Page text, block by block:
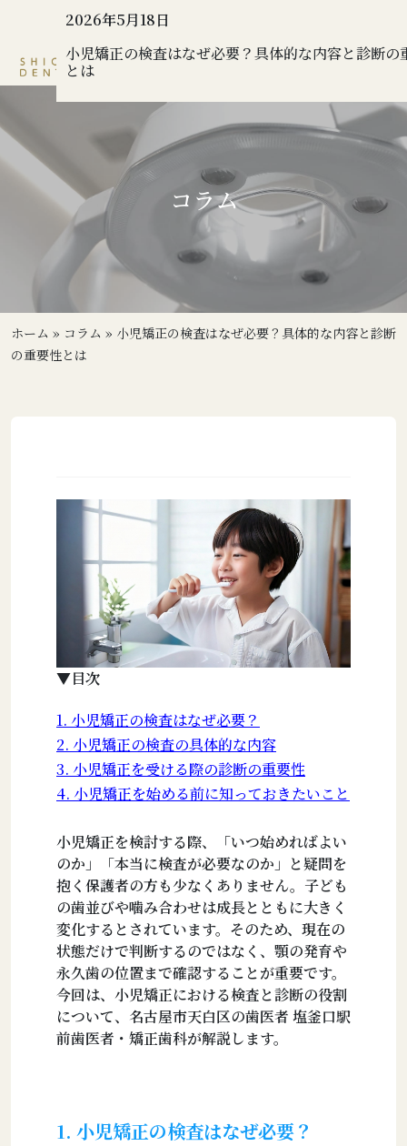
コラム
ホーム » コラム » 小児矯正の検査はなぜ必要？具体的な内容と診断
の重要性とは
2026年5月18日
小児矯正の検査はなぜ必要？具体的な内容と診断の
とは
▼目次
1. 小児矯正の検査はなぜ必要？
2. 小児矯正の検査の具体的な内容
3. 小児矯正を受ける際の診断の重要性
4. 小児矯正を始める前に知っておきたいこと
小児矯正を検討する際、「いつ始めればよい
のか」「本当に検査が必要なのか」と疑問を
抱く保護者の方も少なくありません。子ども
の歯並びや噛み合わせは成長とともに大きく
変化するとされています。そのため、現在の
状態だけで判断するのではなく、顎の発育や
永久歯の位置まで確認することが重要です。
今回は、小児矯正における検査と診断の役割
について、名古屋市天白区の歯医者 塩釜口駅
前歯医者・矯正歯科が解説します。
1. 小児矯正の検査はなぜ必要？